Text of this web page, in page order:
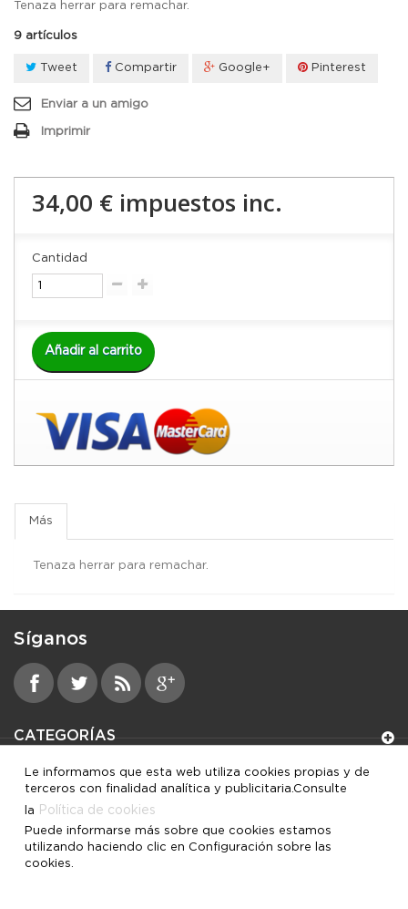
Tenaza herrar para remachar.
9 artículos
Tweet Compartir Google+ Pinterest
Enviar a un amigo
Imprimir
34,00 € impuestos inc.
Cantidad
Añadir al carrito
Más
Tenaza herrar para remachar.
Síganos
CATEGORÍAS
INFORMACIÓN
MI CUENTA
INFORMACIÓN SOBRE LA TIENDA
Le informamos que esta web utiliza cookies propias y de
terceros con finalidad analítica y publicitaria.Consulte
la Política de cookies
Puede informarse más sobre que cookies estamos
utilizando haciendo clic en Configuración sobre las
cookies.